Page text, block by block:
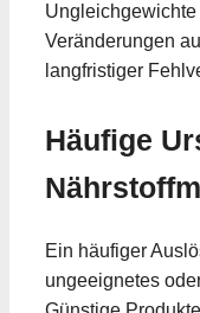
Veränderungen
langfristiger
Häufige
Ein häufiger
ungeeignetes